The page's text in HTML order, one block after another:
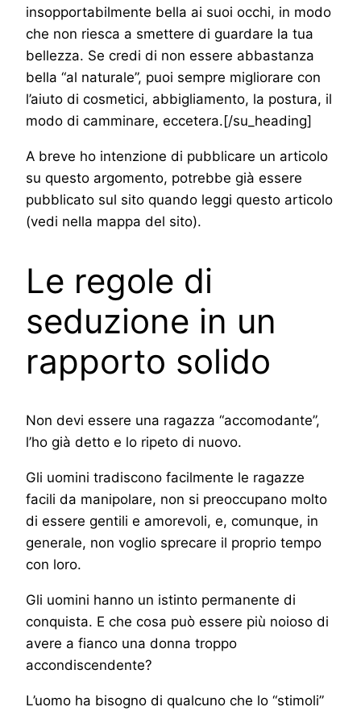
insopportabilmente bella ai suoi occhi, in modo
che non riesca a smettere di guardare la tua
bellezza. Se credi di non essere abbastanza
bella “al naturale”, puoi sempre migliorare con
l’aiuto di cosmetici, abbigliamento, la postura, il
modo di camminare, eccetera.[/su_heading]
A breve ho intenzione di pubblicare un articolo
su questo argomento, potrebbe già essere
pubblicato sul sito quando leggi questo articolo
(vedi nella mappa del sito).
Le regole di
seduzione in un
rapporto solido
Non devi essere una ragazza “accomodante”,
l’ho già detto e lo ripeto di nuovo.
Gli uomini tradiscono facilmente le ragazze
facili da manipolare, non si preoccupano molto
di essere gentili e amorevoli, e, comunque, in
generale, non voglio sprecare il proprio tempo
con loro.
Gli uomini hanno un istinto permanente di
conquista. E che cosa può essere più noioso di
avere a fianco una donna troppo
accondiscendente?
L’uomo ha bisogno di qualcuno che lo “stimoli”